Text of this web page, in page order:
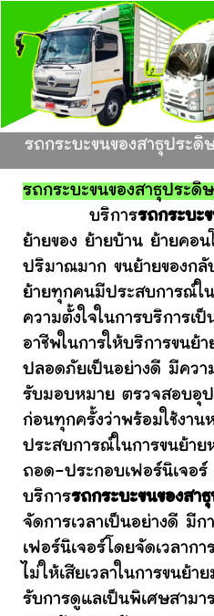
รถกระบะขนของสาธุประดิ
รถกระบะขนของสาธุประดิ
บริการรถกระบะ
ย้ายของ ย้ายบ้าน ย้ายคอ
ปริมาณมาก ขนย้ายของก
ย้ายทุกคนมีประสบการณ์ใ
ความตั้งใจในการบริการเ
อาชีพในการให้บริการขนย้
ปลอดภัยเป็นอย่างดี มีคว
รับมอบหมาย ตรวจสอบอุป
ก่อนทุกครั้งว่าพร้อมใช้งาน
ประสบการณ์ในการขนย้า
ถอด-ประกอบเฟอร์นิเจอร์
บริการรถกระบะขนของสา
จัดการเวลาเป็นอย่างดี มีก
เฟอร์นิเจอร์โดยจัดเวลาก
ไม่ให้เสียเวลาในการขนย้
รับการดูแลเป็นพิเศษสามา